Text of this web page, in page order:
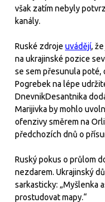
však zatím nebyly
kanály.
Ruské zdroje uvádějí,
na ukrajinské pozice
se sem přesunula poté,
Pogrebek na lépe
DnevnikDesantnika
Marijivka by mohlo
ofenzivy směrem na
předchozích dnů o
Ruský pokus o průlom
nezdarem. Ukrajinský
sarkasticky: „Myšlenka
prostudovat mapy.“